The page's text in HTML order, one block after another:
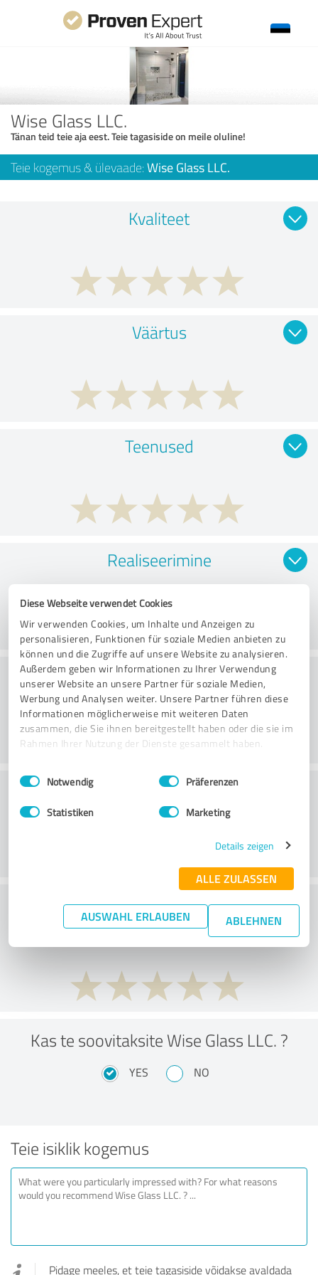
Diese Webseite verwendet Cookies
Wir verwenden Cookies, um Inhalte und Anzeigen zu
personalisieren, Funktionen für soziale Medien anbieten zu
können und die Zugriffe auf unsere Website zu analysieren.
Außerdem geben wir Informationen zu Ihrer Verwendung
unserer Website an unsere Partner für soziale Medien,
Werbung und Analysen weiter. Unsere Partner führen diese
Informationen möglicherweise mit weiteren Daten
zusammen, die Sie ihnen bereitgestellt haben oder die sie im
Rahmen Ihrer Nutzung der Dienste gesammelt haben.
Impressum Datenschutzbestimmungen
Einwilligungsauswahl
Notwendig Präferenzen
Statistiken Marketing
Details zeigen
ALLE ZULASSEN
AUSWAHL ERLAUBEN ABLEHNEN
Wise Glass LLC.
Tänan teid teie aja eest. Teie tagasiside on meile oluline!
Teie kogemus & ülevaade: Wise Glass LLC.
Kvaliteet
Väärtus
Teenused
Realiseerimine
Konsultatsioon
Klienditeenindus
What do you think of the price to
performance ratio?
Kas te soovitaksite Wise Glass LLC. ?
YES NO
Teie isiklik kogemus
Pidage meeles, et teie tagasiside võidakse avaldada